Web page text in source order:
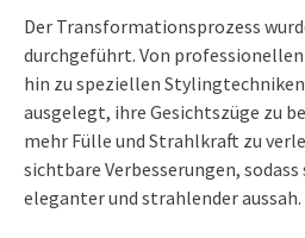
Der Transformationsprozess
durchgeführt. Von
hin zu speziellen
ausgelegt, ihre Gesichtszüge zu
mehr Fülle und Strahlkraft zu
sichtbare Verbesserungen,
eleganter und strahlender aussah.